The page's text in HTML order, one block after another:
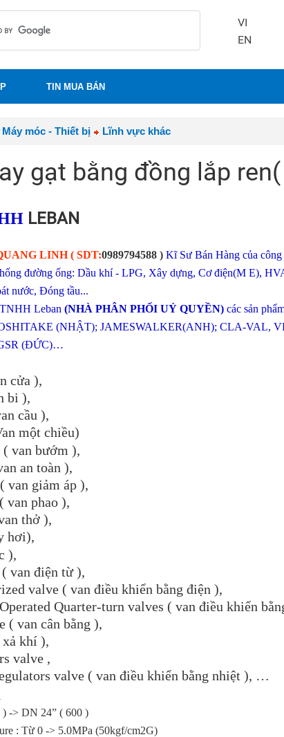
VI
EN
TIN MUA BÁN
Máy móc - Thiết bị Lĩnh vực khác
gạt bằng đồng lắp
LEBAN
LINH( SDT:0989794588)Kĩ Sư Bán Hàng của công
đường ống: Dầu khí - LPG, Xây dựng, Cơ điện(M E),
nước, Đóng tầu...
Leban (NHÀ PHÂN PHỐI UỶ QUYỀN)các sản
(NHẬT); JAMESWALKER(ANH); CLA-VAL,
(ĐỨC)…
cửa ),
bi ),
cầu ),
một chiều)
van bướm ),
an toàn ),
van giảm áp ),
van phao ),
thở ),
hơi),
),
van điện từ ),
valve ( van điều khiển bằng điện ),
Quarter-turn valves ( van điều khiển
( van cân bằng ),
khí ),
valve ,
valve ( van điều khiển bằng nhiệt ), …
-> DN 24” ( 600 )
: Từ 0 -> 5.0MPa (50kgf/cm2G)